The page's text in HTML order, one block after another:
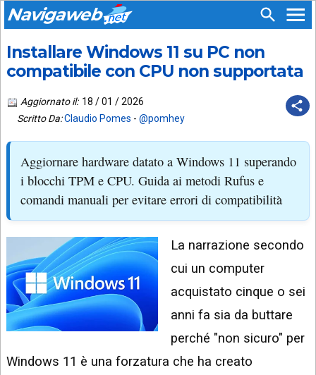
Navigaweb
HOME
SIAMO
SUPPORTO
CONTATTA
PIÙ
LETTI
POST
ARCHIVIO
VIDEO
ARGOMENTI:
SEGUICI
SU:
APP
ANDROID
EMAIL
TELEGRAM
TIKTOK
YOUTUBE
X
INSTAGRAM
NEWS
Installare Windows 11 su PC non
compatibile con CPU non supportata
Aggiornato il: 18 / 01 / 2026
Scritto Da:Claudio Pomes - @pomhey
Aggiornare hardware datato a Windows 11 superando
i blocchi TPM e CPU. Guida ai metodi Rufus e
comandi manuali per evitare errori di compatibilità
La narrazione secondo
cui un computer
acquistato cinque o sei
anni fa sia da buttare
perché "non sicuro" per
Windows 11 è una forzatura che ha creato